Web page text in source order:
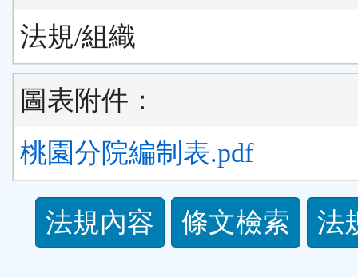
法規/組織
圖表附件：
桃園分院編制表.pdf
規
法規內容 條文檢索 法